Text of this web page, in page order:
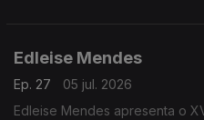
Edleise Mendes
Ep. 27
05 jul. 2026
Edleise Mendes apresenta o